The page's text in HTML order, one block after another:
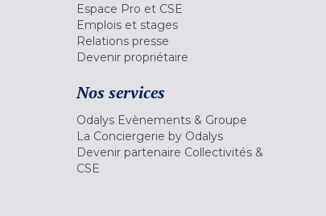
Espace Pro et CSE
Emplois et stages
Relations presse
Devenir propriétaire
Nos services
Odalys Evènements & Groupe
La Conciergerie by Odalys
Devenir partenaire Collectivités &
CSE